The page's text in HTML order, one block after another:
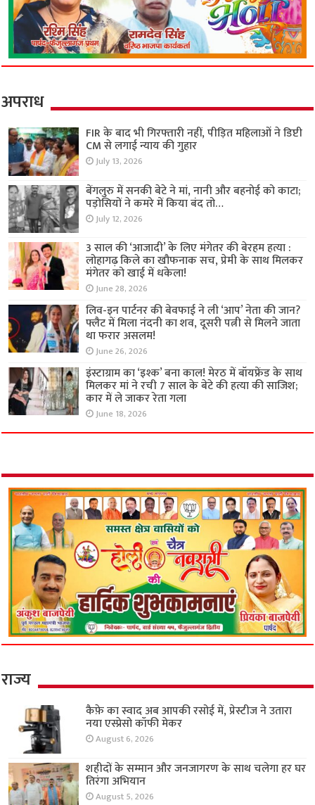
अपराध
FIR के बाद भी गिरफ्तारी नहीं, पीड़ित महिलाओं ने डिप्टी
CM से लगाई न्याय की गुहार
July 13, 2026
बेंगलुरु में सनकी बेटे ने मां, नानी और बहनोई को काटा;
पड़ोसियों ने कमरे में किया बंद तो…
July 12, 2026
3 साल की ‘आजादी’ के लिए मंगेतर की बेरहम हत्या :
लोहागढ़ किले का खौफनाक सच, प्रेमी के साथ मिलकर
मंगेतर को खाई में धकेला!
June 28, 2026
लिव-इन पार्टनर की बेवफाई ने ली ‘आप’ नेता की जान?
फ्लैट में मिला नंदनी का शव, दूसरी पत्नी से मिलने जाता
था फरार असलम!
June 26, 2026
इंस्टाग्राम का ‘इश्क’ बना काल! मेरठ में बॉयफ्रेंड के साथ
मिलकर मां ने रची 7 साल के बेटे की हत्या की साजिश;
कार में ले जाकर रेता गला
June 18, 2026
राज्य
कैफ़े का स्वाद अब आपकी रसोई में, प्रेस्टीज ने उतारा
नया एस्प्रेसो कॉफी मेकर
August 6, 2026
शहीदों के सम्मान और जनजागरण के साथ चलेगा हर घर
तिरंगा अभियान
August 5, 2026